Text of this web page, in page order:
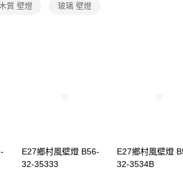
家同意取消之訂單仍視為有效，需透過AFTEE先享
取消欲退款等相關疑問，請聯繫「AFTEE先享後付
付」時，將依據個別帳號之用戶狀況，依本公司即
質 壁燈 玻璃 壁燈
E27鄉村風壁燈 B56-
32-35333
E27鄉村風壁燈
32-3534B